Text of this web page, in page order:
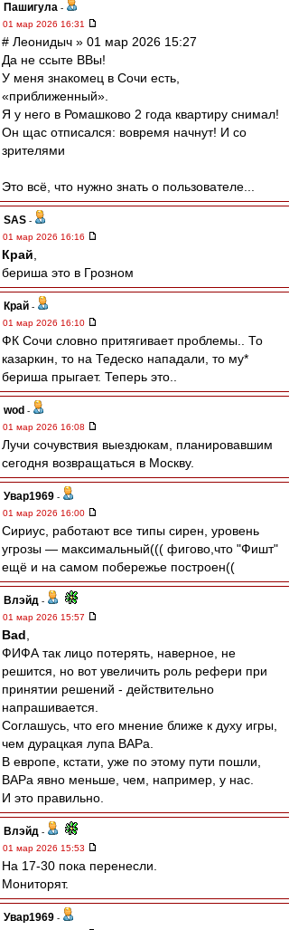
Пашигула -
01 мар 2026 16:31
# Леонидыч » 01 мар 2026 15:27
Да не ссыте ВВы!
У меня знакомец в Сочи есть,
«приближенный».
Я у него в Ромашково 2 года квартиру снимал!
Он щас отписался: вовремя начнут! И со
зрителями
Это всё, что нужно знать о пользователе...
SAS -
01 мар 2026 16:16
Край
бериша это в Грозном
Край -
01 мар 2026 16:10
ФК Сочи словно притягивает проблемы.. То
казаркин, то на Тедеско нападали, то му*
бериша прыгает. Теперь это..
wod -
01 мар 2026 16:08
Лучи сочувствия выездюкам, планировавшим
сегодня возвращаться в Москву.
Увар1969 -
01 мар 2026 16:00
Сириус, работают все типы сирен, уровень
угрозы — максимальный((( фигово,что "Фишт"
ещё и на самом побережье построен((
Влэйд -
01 мар 2026 15:57
Bad
ФИФА так лицо потерять, наверное, не
решится, но вот увеличить роль рефери при
принятии решений - действительно
напрашивается.
Соглашусь, что его мнение ближе к духу игры,
чем дурацкая лупа ВАРа.
В европе, кстати, уже по этому пути пошли,
ВАРа явно меньше, чем, например, у нас.
И это правильно.
Влэйд -
01 мар 2026 15:53
На 17-30 пока перенесли.
Мониторят.
Увар1969 -